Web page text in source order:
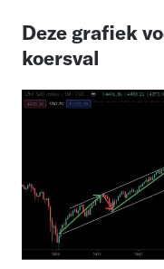
Deze grafiek
koersval